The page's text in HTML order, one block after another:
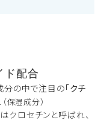
ド配合
分の中で注目の「クチ
保湿成分）
クロセチンと呼ばれ、